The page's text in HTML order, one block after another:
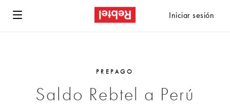
Iniciar sesión
PREPAGO
Saldo Rebtel a Perú